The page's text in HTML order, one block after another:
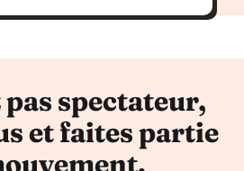
pas spectateur,
et faites partie